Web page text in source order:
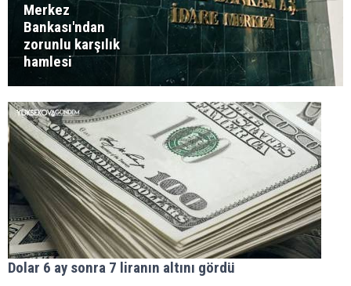
Merkez
Bankası'ndan
zorunlu karşılık
hamlesi
Dolar 6 ay sonra 7 liranın altını gördü